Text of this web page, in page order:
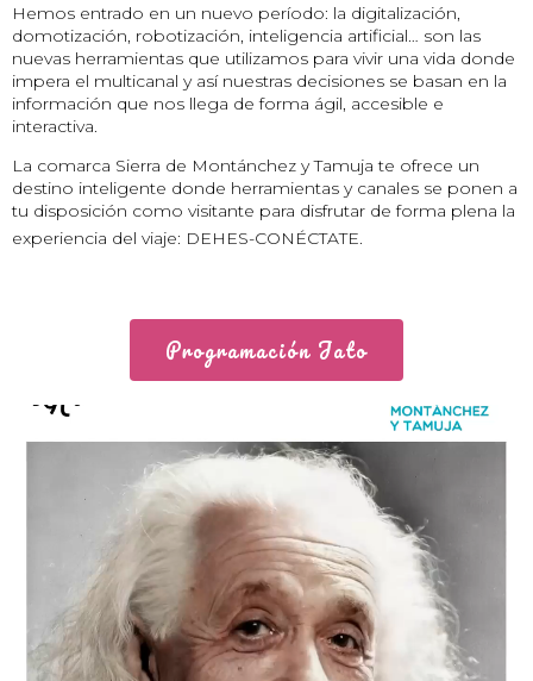
Hemos entrado en un nuevo período: la digitalización,
domotización, robotización, inteligencia artificial… son las
nuevas herramientas que utilizamos para vivir una vida donde
impera el multicanal y así nuestras decisiones se basan en la
información que nos llega de forma ágil, accesible e
interactiva.
La comarca Sierra de Montánchez y Tamuja te ofrece un
destino inteligente donde herramientas y canales se ponen a
tu disposición como visitante para disfrutar de forma plena la
experiencia del viaje: DEHES-CONÉCTATE.
Programación Jato